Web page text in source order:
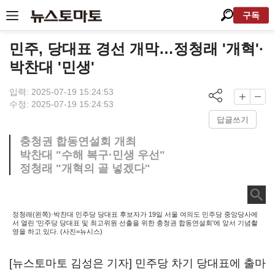
구독
민주, 당대표 경선 개막…정청래 '개혁'·
박찬대 '민생'
입력: 2025-07-19 15:24:53
수정: 2025-07-19 15:24:53
답글쓰기
충청권 합동연설회 개최
박찬대 "수해 복구·민생 우선"
정청래 "개혁의 골 넣겠다"
정청래(왼쪽)·박찬대 민주당 당대표 후보자가 19일 서울 여의도 민주당 중앙당사에
서 열린 '민주당 당대표 및 최고위원 선출을 위한 충청권 합동연설회'에 앞서 기념촬
영을 하고 있다. (사진=뉴시스)
[뉴스토마토 김성은 기자] 민주당 차기 당대표에 출마